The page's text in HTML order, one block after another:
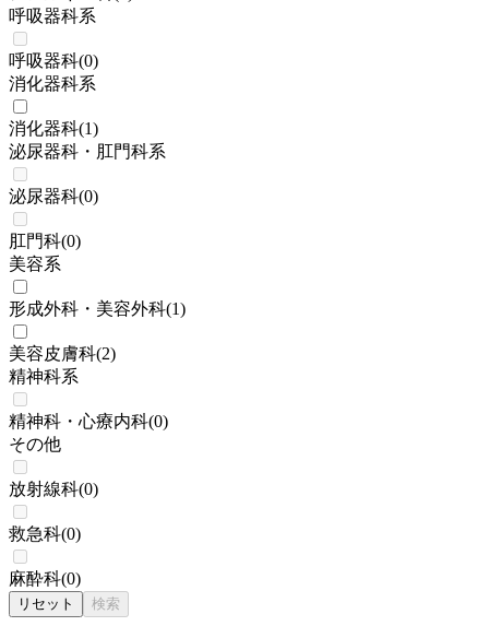
呼吸器科系
呼吸器科(0)
消化器科系
消化器科(1)
泌尿器科・肛門科系
泌尿器科(0)
肛門科(0)
美容系
形成外科・美容外科(1)
美容皮膚科(2)
精神科系
精神科・心療内科(0)
その他
放射線科(0)
救急科(0)
麻酔科(0)
リセット 検索